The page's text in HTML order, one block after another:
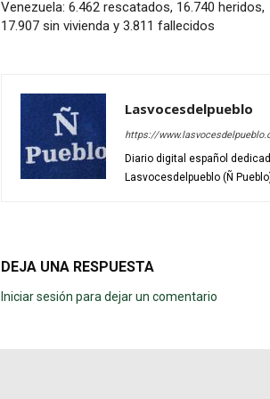
Venezuela: 6.462 rescatados, 16.740 heridos,
17.907 sin vivienda y 3.811 fallecidos
Lasvocesdelpueblo
https://
Diario digital español
Lasvocesdelpueblo (Ñ
DEJA UNA RESPUESTA
Iniciar sesión para dejar un comentario